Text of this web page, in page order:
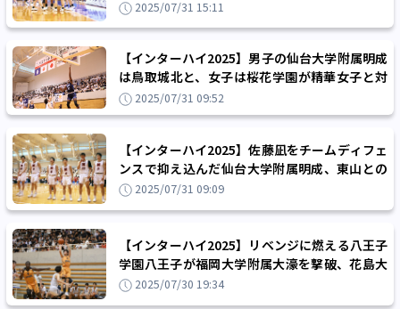
ン「最後までやりきりました」
2025/07/31 15:11
【インターハイ2025】男子の仙台大学附属明成
は鳥取城北と、女子は桜花学園が精華女子と対
戦…大会5日目スケジュール
2025/07/31 09:52
【インターハイ2025】佐藤凪をチームディフェ
ンスで抑え込んだ仙台大学附属明成、東山との
接戦に競り勝ち準決勝進出
2025/07/31 09:09
【インターハイ2025】リベンジに燃える八王子
学園八王子が福岡大学附属大濠を撃破、花島大
良の執念「この1勝にすべてを懸けて」
2025/07/30 19:34